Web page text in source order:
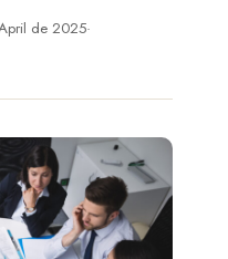
de 2025·